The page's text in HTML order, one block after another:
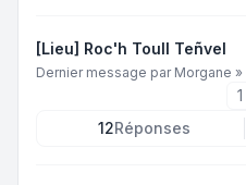
[Lieu] Roc'h Toull Teñvel
Dernier message par Morgane »
1
12Réponses